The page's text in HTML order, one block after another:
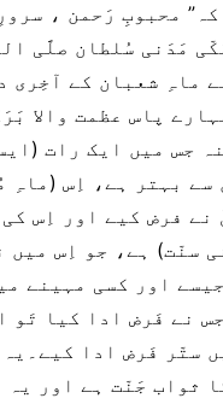
محبوبِ رَحمن ،
مَدَنی سُلطان صلَّی
ماہِ شعبان کے آخِری
پاس عظمت والا
جس میں ایک رات
سے بہتر ہے، اِس (ماہِ
نے فرض کیے اور اِس
سنّت) ہے، جو اِس
اور کسی مہینے
نے فَرض ادا کیا تَو
ستّر فَرض ادا
ثواب جَنّت ہے اور یہ